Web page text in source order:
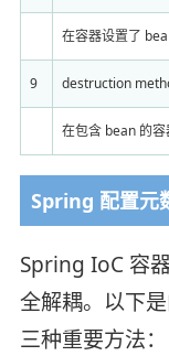
在容器设置了
9 destruction
在包含 bean 的
Spring 配置元
Spring IoC 容
全解耦。以下
三种重要方法：